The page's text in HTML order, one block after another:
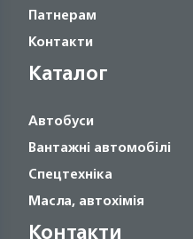
Патнерам
Контакти
Каталог
Автобуси
Вантажні автомобілі
Спецтехніка
Масла, автохімія
Контакти